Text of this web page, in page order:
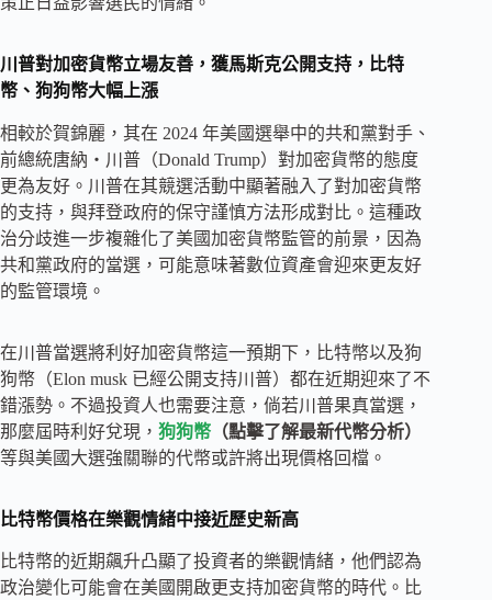
川普對加密貨幣立場友善，獲馬斯克公開支持，比特
幣、狗狗幣大幅上漲
相較於賀錦麗，其在 2024 年美國選舉中的共和黨對手、
前總統唐納・川普（Donald Trump）對加密貨幣的態度
更為友好。川普在其競選活動中顯著融入了對加密貨幣
的支持，與拜登政府的保守謹慎方法形成對比。這種政
治分歧進一步複雜化了美國加密貨幣監管的前景，因為
共和黨政府的當選，可能意味著數位資產會迎來更友好
的監管環境。
在川普當選將利好加密貨幣這一預期下，比特幣以及狗
狗幣（Elon musk 已經公開支持川普）都在近期迎來了不
錯漲勢。不過投資人也需要注意，倘若川普果真當選，
那麼屆時利好兌現， 狗狗幣 （點擊了解最新代幣分析）
等與美國大選強關聯的代幣或許將出現價格回檔。
比特幣價格在樂觀情緒中接近歷史新高
比特幣的近期飆升凸顯了投資者的樂觀情緒，他們認為
政治變化可能會在美國開啟更支持加密貨幣的時代。比